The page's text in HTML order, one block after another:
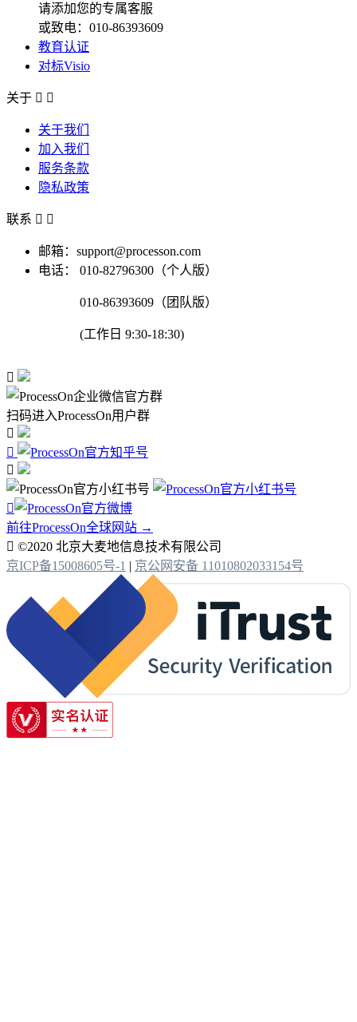
请添加您的专属客服
或致电：010-86393609
教育认证
对标Visio
关于  
关于我们
加入我们
服务条款
隐私政策
联系  
邮箱：support@processon.com
电话：
010-82796300（个人版）
010-86393609（团队版）
(工作日 9:30-18:30)

扫码进入ProcessOn用户群




前往ProcessOn全球网站 →
 ©2020 北京大麦地信息技术有限公司
京ICP备15008605号-1 | 京公网安备 11010802033154号